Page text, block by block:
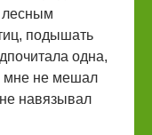
лесным
подышать
одна,
мне не мешал
навязывал